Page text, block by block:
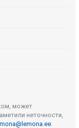
может
неточности,
.